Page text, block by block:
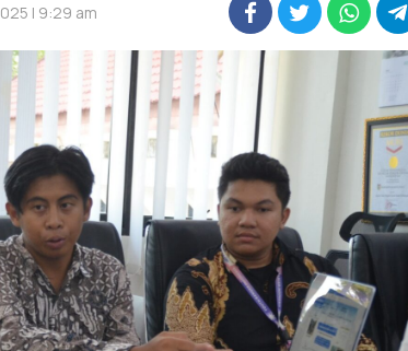
| 9:29 am